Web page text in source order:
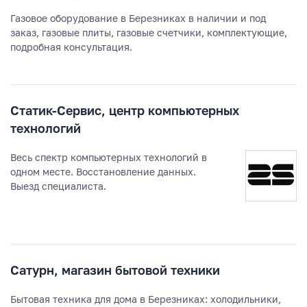
Газовое оборудование в Березниках в наличии и под
заказ, газовые плиты, газовые счетчики, комплектующие,
подробная консультация.
Статик-Сервис, центр компьютерных
технологий
Весь спектр компьютерных технологий в
одном месте. Восстановление данных.
Выезд специалиста.
Сатурн, магазин бытовой техники
Бытовая техника для дома в Березниках: холодильники,